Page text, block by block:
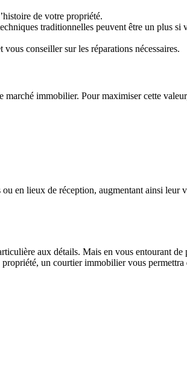
de votre propriété.
traditionnelles peuvent être un plus
conseiller sur les réparations nécessaires.
immobilier. Pour maximiser cette
en lieux de réception, augmentant ainsi leur
aux détails. Mais en vous entourant
un courtier immobilier vous